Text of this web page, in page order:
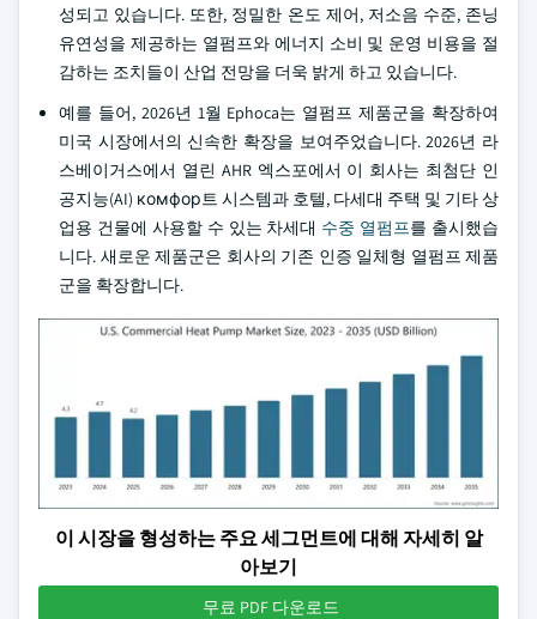
성되고 있습니다. 또한, 정밀한 온도 제어, 저소음 수준, 존닝
유연성을 제공하는 열펌프와 에너지 소비 및 운영 비용을 절
감하는 조치들이 산업 전망을 더욱 밝게 하고 있습니다.
예를 들어, 2026년 1월 Ephoca는 열펌프 제품군을 확장하여
미국 시장에서의 신속한 확장을 보여주었습니다. 2026년 라
스베이거스에서 열린 AHR 엑스포에서 이 회사는 최첨단 인
공지능(AI) комфор트 시스템과 호텔, 다세대 주택 및 기타 상
업용 건물에 사용할 수 있는 차세대 수중 열펌프를 출시했습
니다. 새로운 제품군은 회사의 기존 인증 일체형 열펌프 제품
군을 확장합니다.
이 시장을 형성하는 주요 세그먼트에 대해 자세히 알
아보기
무료 PDF 다운로드